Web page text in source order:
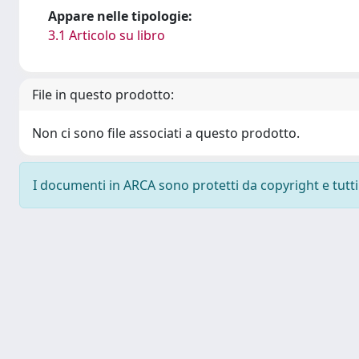
Appare nelle tipologie:
3.1 Articolo su libro
File in questo prodotto:
Non ci sono file associati a questo prodotto.
I documenti in ARCA sono protetti da copyright e